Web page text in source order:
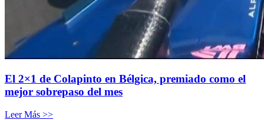
El 2×1 de Colapinto en Bélgica, premiado como el
mejor sobrepaso del mes
Leer Más >>